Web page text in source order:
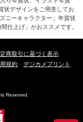
状デザインをご用意してお
ニーキャラクター」年賀状
仕上げ」がおススメです。
商取引に基づく表示
規約
デジカメプリント
Reserved.